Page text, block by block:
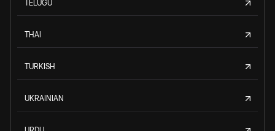
TELUGU
THAI
TURKISH
UKRAINIAN